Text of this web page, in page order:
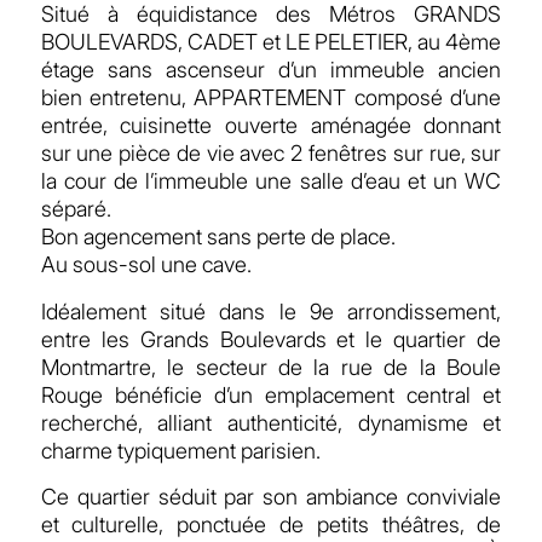
Situé à équidistance des Métros GRANDS
BOULEVARDS, CADET et LE PELETIER, au 4ème
étage sans ascenseur d’un immeuble ancien
bien entretenu, APPARTEMENT composé d’une
entrée, cuisinette ouverte aménagée donnant
sur une pièce de vie avec 2 fenêtres sur rue, sur
la cour de l’immeuble une salle d’eau et un WC
séparé.
Bon agencement sans perte de place.
Au sous-sol une cave.
Idéalement situé dans le 9e arrondissement,
entre les Grands Boulevards et le quartier de
Montmartre, le secteur de la rue de la Boule
Rouge bénéficie d’un emplacement central et
recherché, alliant authenticité, dynamisme et
charme typiquement parisien.
Ce quartier séduit par son ambiance conviviale
et culturelle, ponctuée de petits théâtres, de